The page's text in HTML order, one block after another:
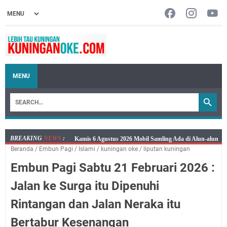
MENU
BREAKING NEWS :
Layanan Mobil Samsat Keliling Kuningan Kamis 6
Agustus 2026 Ada di Empat Titik
Embun Pagi Kamis 6 Agustus 2026: Tidak Semua
Setiap Noda Ada Pembersihnya, Salat Bisa Menjadi
Pembersih Dosa Kita, Ini Jadwal Salat Wilayah
Beranda / ‌Embun Pagi / Islami / kuningan oke / liputan kuningan
Embun Pagi Sabtu 21 Februari 2026 :
Jalan ke Surga itu Dipenuhi
Rintangan dan Jalan Neraka itu
Bertabur Kesenangan